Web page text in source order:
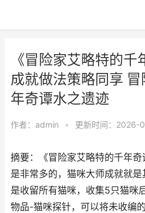
《冒险家艾略特的
成就做法策略同享
年奇谭水之遗迹
作者： admin • 更新时间：2026-
摘要：《冒险家艾略特的千年
是非常多的，猫咪大师成就就
是收留所有猫咪，收集5只猫咪
物品-猫咪探针，可以将未收编